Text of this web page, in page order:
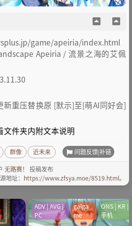
game/apeiria/index.html
Apeiria / 流景之海的艾佩
新重压替换原 [默示]至[萌AI同好会]
文件夹内附文本说明
群像 近未来 问题反馈|补链
无路赛！
投稿发布
地址： https://www.zfsya.moe/8519.html。
ADV | AVG |
PC
galga
me
ONS | KR |
手机